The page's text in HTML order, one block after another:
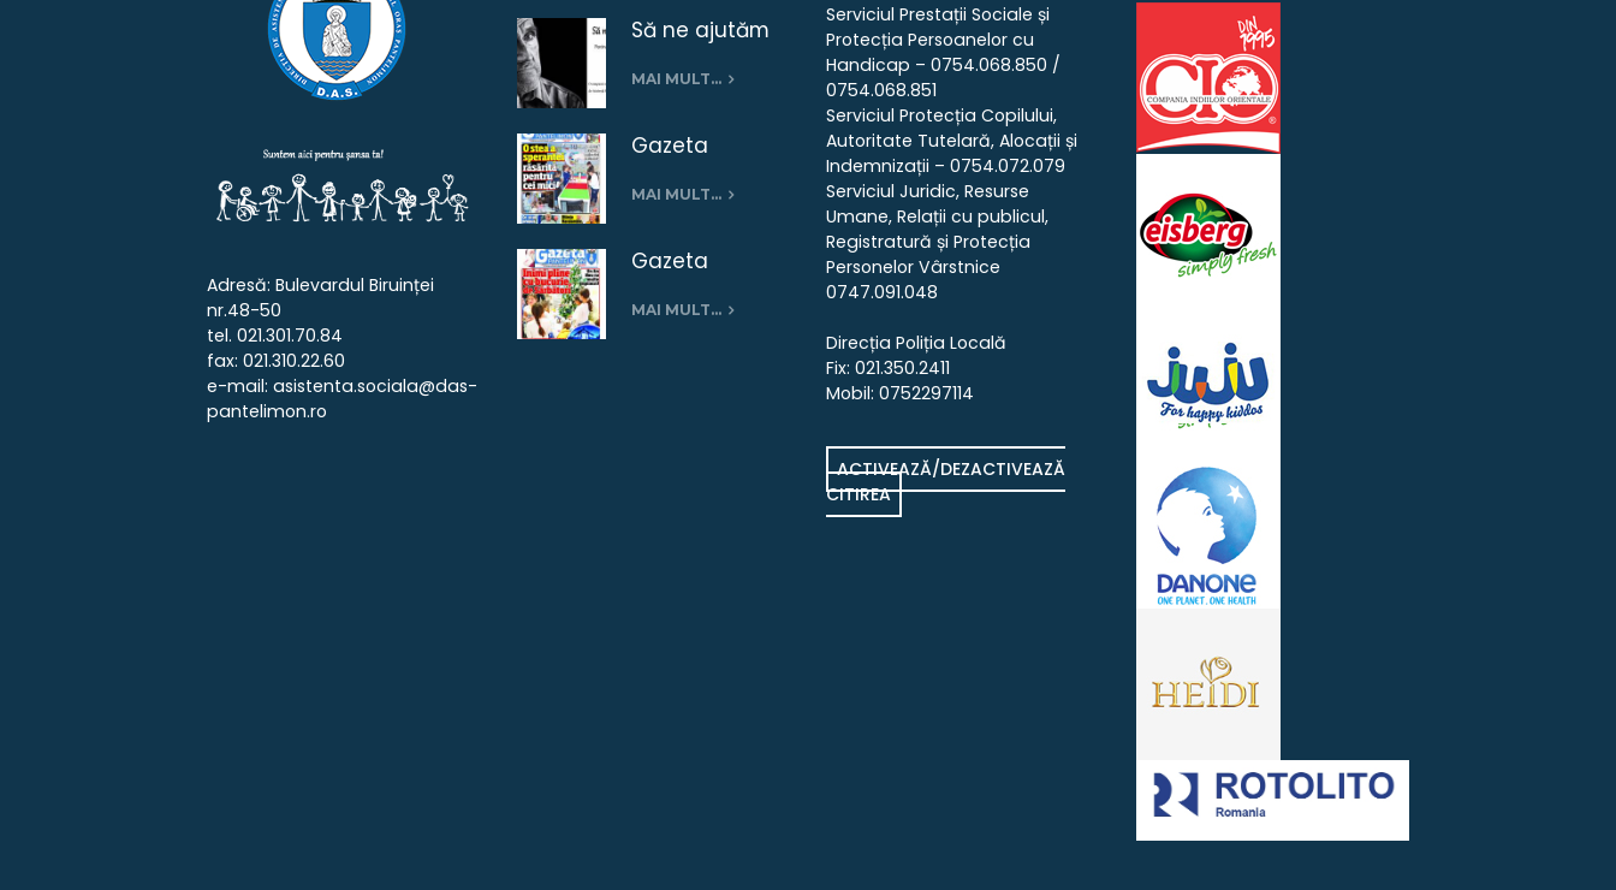
Adresă: Bulevardul Biruinței
nr.48-50
tel. 021.301.70.84
fax: 021.310.22.60
e-mail: asistenta.sociala@das-
pantelimon.ro
Să ne ajutăm
campanie
MAI MULT…
Gazeta
nr.26 –
MAI MULT…
Gazeta
25 –
MAI MULT…
Serviciul Prestații Sociale și
Protecția Persoanelor cu
Handicap – 0754.068.850 /
0754.068.851
Serviciul Protecția Copilului,
Autoritate Tutelară, Alocații și
Indemnizații – 0754.072.079
Serviciul Juridic, Resurse
Umane, Relații cu publicul,
Registratură și Protecția
Personelor Vârstnice
0747.091.048
Direcția Poliția Locală
Fix: 021.350.2411
Mobil: 0752297114
ACTIVEAZĂ/DEZACTIVEAZĂ
CITIREA